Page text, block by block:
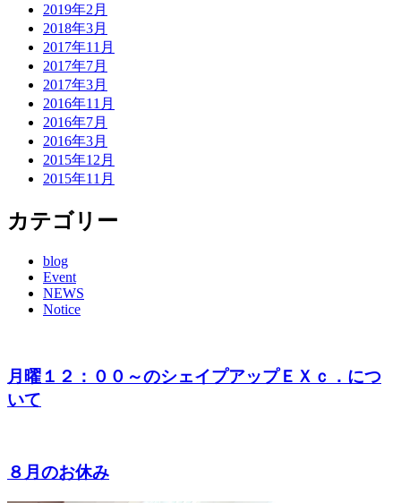
2019年2月
2018年3月
2017年11月
2017年7月
2017年3月
2016年11月
2016年7月
2016年3月
2015年12月
2015年11月
カテゴリー
blog
Event
NEWS
Notice
月曜１２：００～のシェイプアップＥＸｃ．につ
いて
８月のお休み